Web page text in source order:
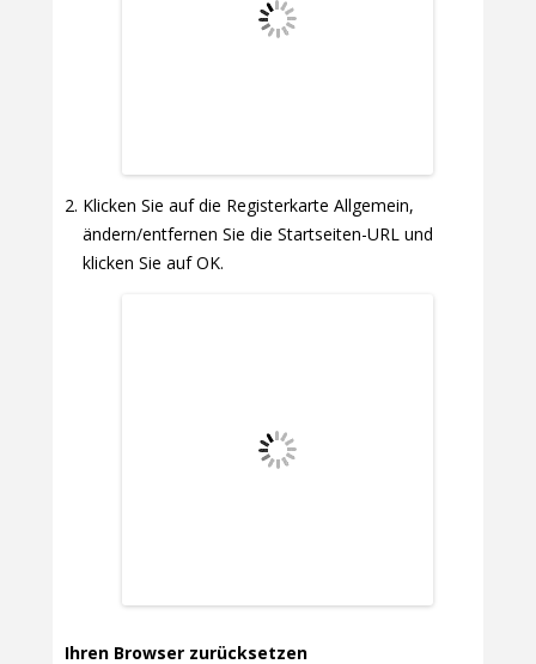
Klicken Sie auf die Registerkarte Allgemein,
ändern/entfernen Sie die Startseiten-URL und
klicken Sie auf OK.
Ihren Browser zurücksetzen